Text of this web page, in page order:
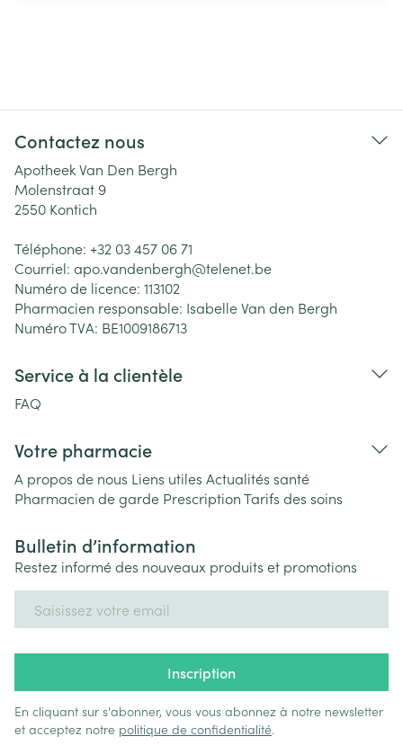
Contactez nous
Apotheek Van Den Bergh
Molenstraat 9
2550 Kontich
Téléphone: +32 03 457 06 71
Courriel: apo.vandenbergh@telenet.be
Numéro de licence: 113102
Pharmacien responsable: Isabelle Van den Bergh
Numéro TVA: BE1009186713
Service à la clientèle
FAQ
Votre pharmacie
A propos de nous Liens utiles Actualités santé
Pharmacien de garde PrescriptionTarifs des soins
Bulletin d’information
Restez informé des nouveaux produits et promotions
Inscription
En cliquant sur s'abonner, vous vous abonnez à notre newsletter
et acceptez notre politique de confidentialité.